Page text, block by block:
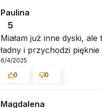
Paulina
5
Miałam już inne dyski,
ładny i przychodzi
6/4/2025
0
0
Magdalena